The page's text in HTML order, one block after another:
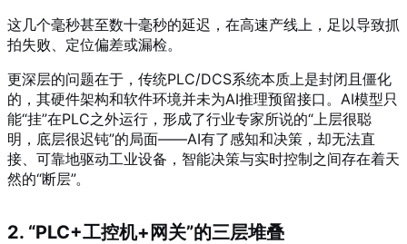
这几个毫秒甚至数十毫秒的延迟，在高速产线上，足以导致抓
拍失败、定位偏差或漏检。
更深层的问题在于，传统PLC/DCS系统本质上是封闭且僵化
的，其硬件架构和软件环境并未为AI推理预留接口。AI模型只
能“挂”在PLC之外运行，形成了行业专家所说的“上层很聪
明，底层很迟钝”的局面——AI有了感知和决策，却无法直
接、可靠地驱动工业设备，智能决策与实时控制之间存在着天
然的“断层”。
2. “PLC+工控机+网关”的三层堆叠